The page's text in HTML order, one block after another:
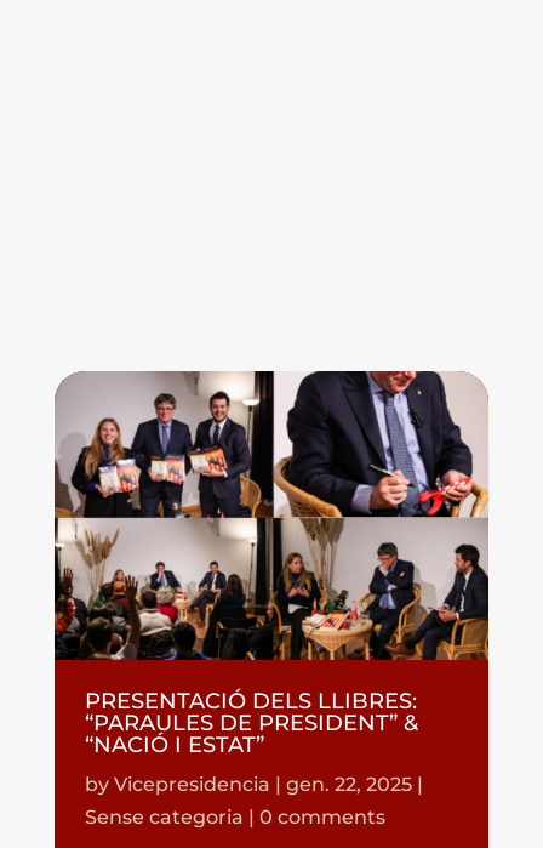
PRESENTACIÓ DELS LLIBRES:
“PARAULES DE PRESIDENT” &
“NACIÓ I ESTAT”
by Vicepresidencia | gen. 22, 2025|
Sense categoria | 0 comments